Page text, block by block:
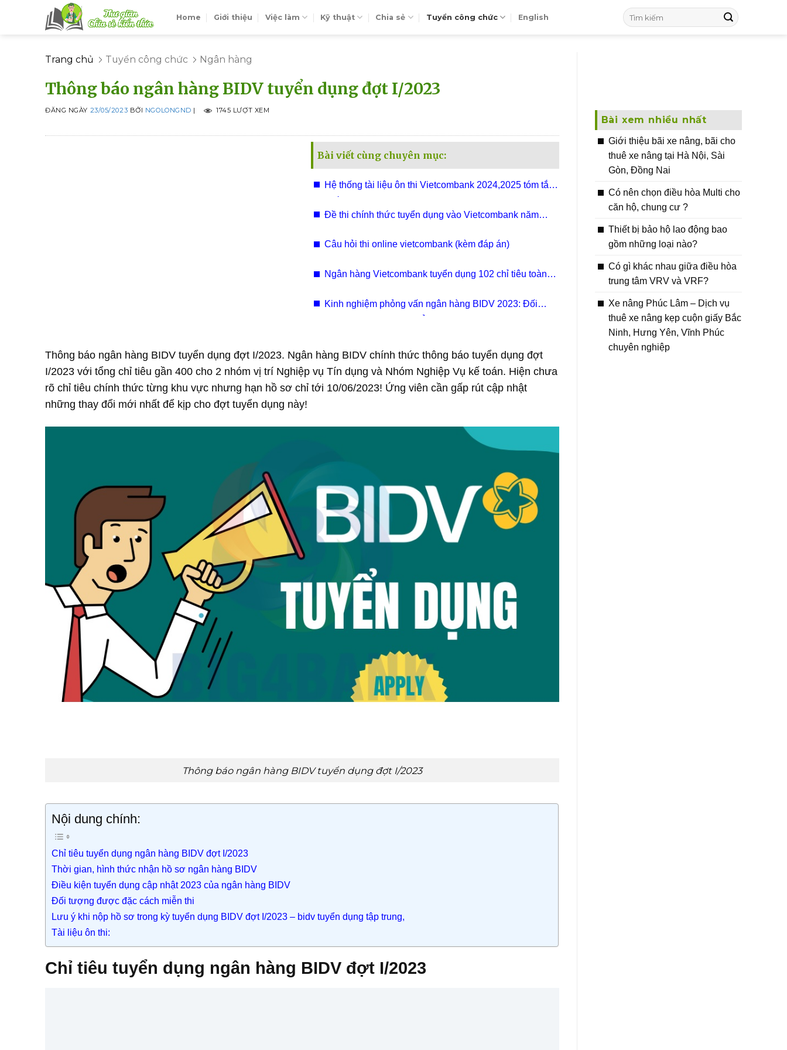
Home Giới thiệu Việc làm Kỹ thuật Chia sẻ Tuyển công chức English
Trang chủ Tuyển công chức Ngân hàng
Thông báo ngân hàng BIDV tuyển dụng đợt I/2023
ĐĂNG NGÀY 23/05/2023 BỞI NGOLONGND | 1745 LƯỢT XEM
Bài viết cùng chuyên mục:
Hệ thống tài liệu ôn thi Vietcombank 2024,2025 tóm tắt
Đề thi chính thức tuyển dụng vào Vietcombank năm
Câu hỏi thi online vietcombank (kèm đáp án)
Ngân hàng Vietcombank tuyển dụng 102 chỉ tiêu toàn
Kinh nghiệm phỏng vấn ngân hàng BIDV 2023: Đối
Thông báo ngân hàng BIDV tuyển dụng đợt I/2023. Ngân hàng BIDV chính thức thông báo tuyển dụng đợt
I/2023 với tổng chỉ tiêu gần 400 cho 2 nhóm vị trí Nghiệp vụ Tín dụng và Nhóm Nghiệp Vụ kế toán. Hiện chưa
rõ chỉ tiêu chính thức từng khu vực nhưng hạn hồ sơ chỉ tới 10/06/2023! Ứng viên cần gấp rút cập nhật
những thay đổi mới nhất để kịp cho đợt tuyển dụng này!
Thông báo ngân hàng BIDV tuyển dụng đợt I/2023
Nội dung chính:
Chỉ tiêu tuyển dụng ngân hàng BIDV đợt I/2023
Thời gian, hình thức nhận hồ sơ ngân hàng BIDV
Điều kiện tuyển dụng cập nhật 2023 của ngân hàng BIDV
Đối tượng được đặc cách miễn thi
Lưu ý khi nộp hồ sơ trong kỳ tuyển dụng BIDV đợt I/2023 – bidv tuyển dụng tập trung,
Tài liệu ôn thi:
Chỉ tiêu tuyển dụng ngân hàng BIDV đợt I/2023
Bài xem nhiều nhất
Giới thiệu bãi xe nâng, bãi cho
thuê xe nâng tại Hà Nội, Sài
Gòn, Đồng Nai
Có nên chọn điều hòa Multi cho
căn hộ, chung cư ?
Thiết bị bảo hộ lao động bao
gồm những loại nào?
Có gì khác nhau giữa điều hòa
trung tâm VRV và VRF?
Xe nâng Phúc Lâm – Dịch vụ
thuê xe nâng kẹp cuộn giấy Bắc
Ninh, Hưng Yên, Vĩnh Phúc
chuyên nghiệp